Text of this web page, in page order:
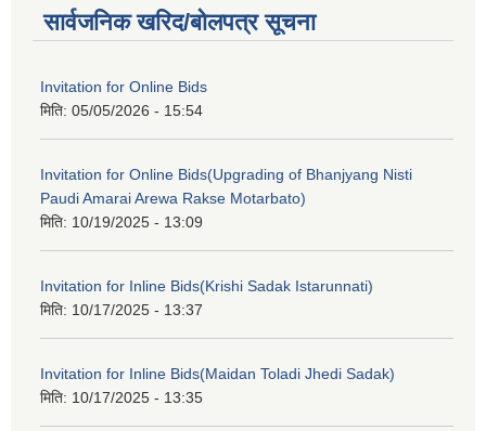
सार्वजनिक खरिद/बोलपत्र सूचना
Invitation for Online Bids
मिति: 05/05/2026 - 15:54
Invitation for Online Bids(Upgrading of Bhanjyang Nisti
Paudi Amarai Arewa Rakse Motarbato)
मिति: 10/19/2025 - 13:09
Invitation for Inline Bids(Krishi Sadak Istarunnati)
मिति: 10/17/2025 - 13:37
Invitation for Inline Bids(Maidan Toladi Jhedi Sadak)
मिति: 10/17/2025 - 13:35